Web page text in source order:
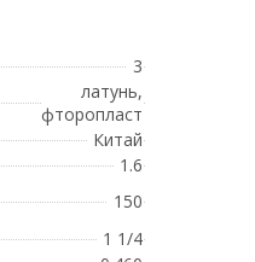
3
латунь,
фторопласт
Китай
1.6
150
1 1/4